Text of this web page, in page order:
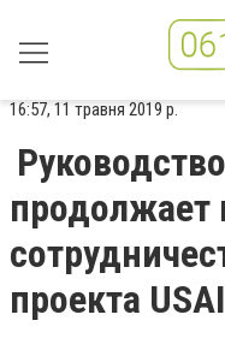
16:57, 11 травня 2019 р.
продолжает
проекта